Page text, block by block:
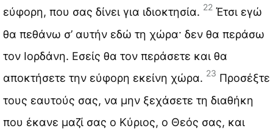
εύφορη, που σας δίνει για ιδιοκτησία. 22 Έτσι εγώ
θα πεθάνω σ’ αυτήν εδώ τη χώρα· δεν θα περάσω
τον Ιορδάνη. Εσείς θα τον περάσετε και θα
αποκτήσετε την εύφορη εκείνη χώρα. 23 Προσέξτε
τους εαυτούς σας, να μην ξεχάσετε τη διαθήκη
που έκανε μαζί σας ο Κύριος, ο Θεός σας, και